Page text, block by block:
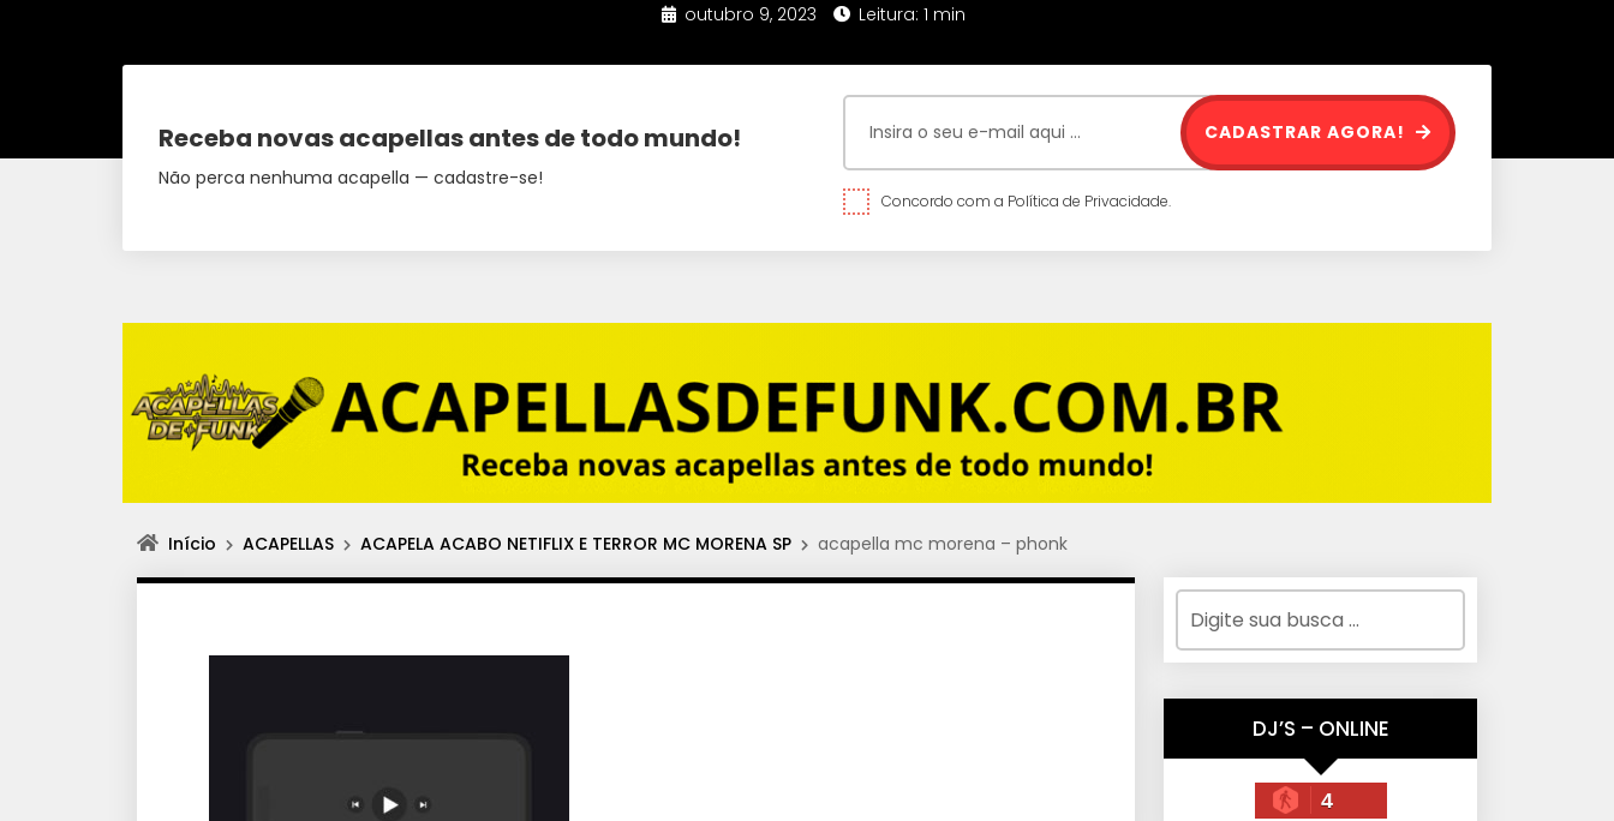
outubro 9, 2023 Leitura: 1 min
Receba novas acapellas antes de todo mundo!
Não perca nenhuma acapella — cadastre-se!
Concordo com a Política de Privacidade.
CADASTRAR AGORA!
Início ACAPELLAS ACAPELA ACABO NETIFLIX E TERROR MC MORENA SP acapella mc morena – phonk
DJ’S – ONLINE
4